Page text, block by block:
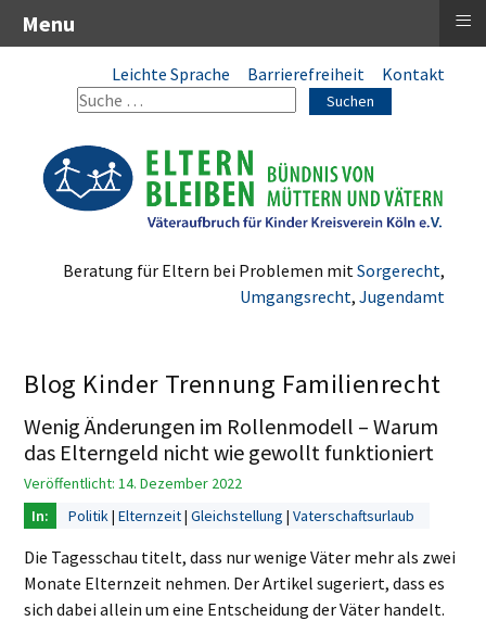
Leichte Sprache Barrierefreiheit Kontakt
Suchen
Beratung für Eltern bei Problemen mit Sorgerecht,
Umgangsrecht, Jugendamt
Blog Kinder Trennung Familienrecht
Wenig Änderungen im Rollenmodell – Warum
das Elterngeld nicht wie gewollt funktioniert
Veröffentlicht: 14. Dezember 2022
Politik Elternzeit Gleichstellung Vaterschaftsurlaub
Die Tagesschau titelt, dass nur wenige Väter mehr als zwei
Monate Elternzeit nehmen. Der Artikel sugeriert, dass es
sich dabei allein um eine Entscheidung der Väter handelt.
Menu ≡